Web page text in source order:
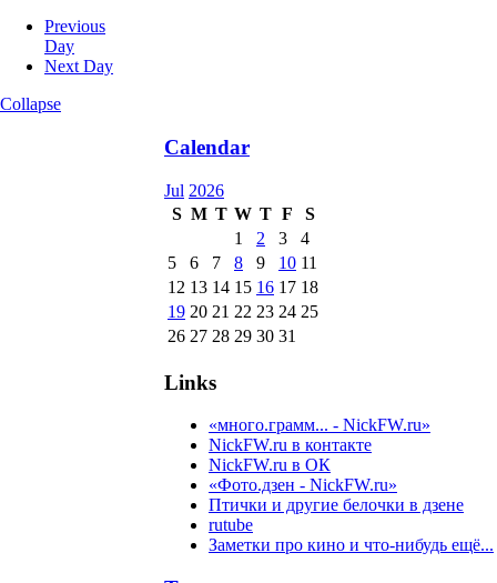
Previous
Day
Next Day
Collapse
Calendar
Jul 2026
S M T W T F
S
1
2 3
4
5
6 7 8 9 10 11
12 13 14 15 16 17 18
19 20 21 22 23 24 25
26 27 28 29 30 31
Links
«много.грамм... - NickFW.ru»
NickFW.ru в контакте
NickFW.ru в ОК
«Фото.дзен - NickFW.ru»
Птички и другие белочки в дзене
rutube
Заметки про кино и что-нибудь ещё...